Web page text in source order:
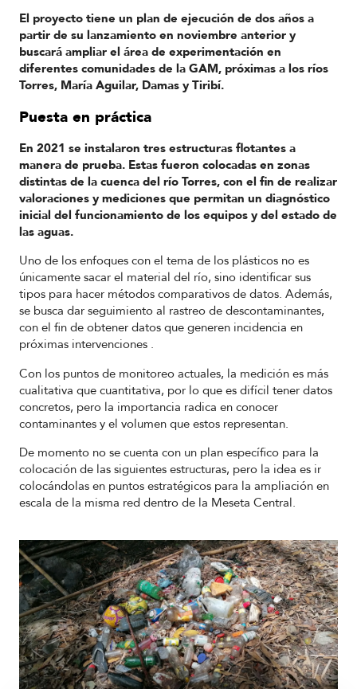
El proyecto tiene un plan de ejecución de dos años a
partir de su lanzamiento en noviembre anterior y
buscará ampliar el área de experimentación en
diferentes comunidades de la GAM, próximas a los ríos
Torres, María Aguilar, Damas y Tiribí.
Puesta en práctica
En 2021 se instalaron tres estructuras flotantes a
manera de prueba. Estas fueron colocadas en zonas
distintas de la cuenca del río Torres, con el fin de realizar
valoraciones y mediciones que permitan un diagnóstico
inicial del funcionamiento de los equipos y del estado de
las aguas.
Uno de los enfoques con el tema de los plásticos no es
únicamente sacar el material del río, sino identificar sus
tipos para hacer métodos comparativos de datos. Además,
se busca dar seguimiento al rastreo de descontaminantes,
con el fin de obtener datos que generen incidencia en
próximas intervenciones .
Con los puntos de monitoreo actuales, la medición es más
cualitativa que cuantitativa, por lo que es difícil tener datos
concretos, pero la importancia radica en conocer
contaminantes y el volumen que estos representan.
De momento no se cuenta con un plan específico para la
colocación de las siguientes estructuras, pero la idea es ir
colocándolas en puntos estratégicos para la ampliación en
escala de la misma red dentro de la Meseta Central.